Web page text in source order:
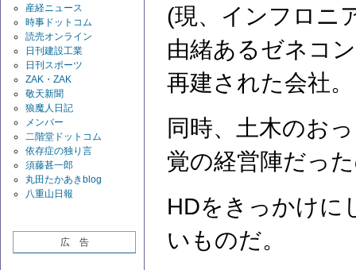
産経ニュース
時事ドットコム
読売オンライン
日刊建設工業
日刊スポーツ
ZAK・ZAK
敬天新聞
狼魔人日記
メンバー
二階堂ドットコム
依存症の独り言
須藤甚一郎
丸田たかあきblog
八重山日報
広 告
(現、インフロニ
由緒あるゼネコ
再建された会社。
同時、土木のお
覚の経営陣だっ
HDをきっかけに
いものだ。